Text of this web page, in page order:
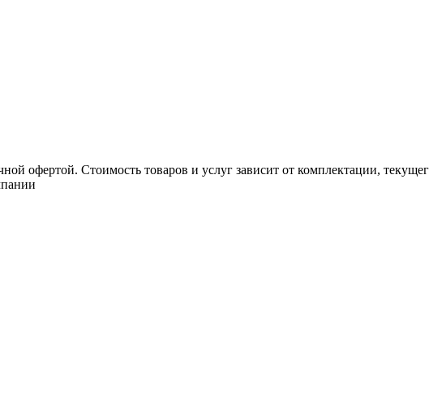
офертой. Стоимость товаров и услуг зависит от комплектации,